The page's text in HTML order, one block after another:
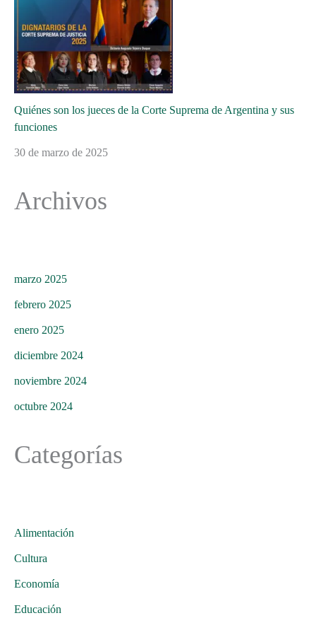
Quiénes son los jueces de la Corte Suprema de Argentina y sus
funciones
30 de marzo de 2025
Archivos
marzo 2025
febrero 2025
enero 2025
diciembre 2024
noviembre 2024
octubre 2024
Categorías
Alimentación
Cultura
Economía
Educación